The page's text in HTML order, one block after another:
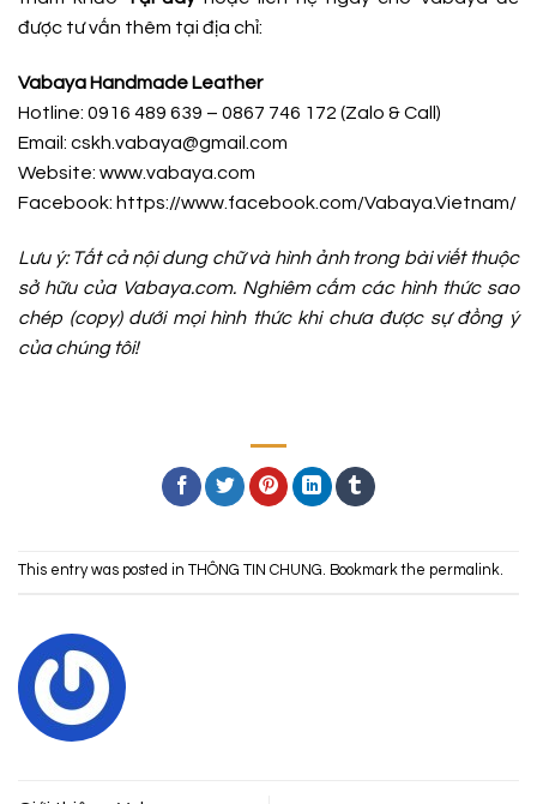
được tư vấn thêm tại địa chỉ:
Vabaya Handmade Leather
Hotline: 0916 489 639 – 0867 746 172 (Zalo & Call)
Email: cskh.vabaya@gmail.com
Website: www.vabaya.com
Facebook: https://www.facebook.com/Vabaya.Vietnam/
Lưu ý: Tất cả nội dung chữ và hình ảnh trong bài viết thuộc
sở hữu của Vabaya.com. Nghiêm cấm các hình thức sao
chép (copy) dưới mọi hình thức khi chưa được sự đồng ý
của chúng tôi!
This entry was posted in THÔNG TIN CHUNG. Bookmark the permalink.